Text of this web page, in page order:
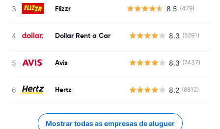
Flizzr 8.5 (479)
Dollar Rent a Car 8.3 (5291)
Avis 8.3 (7437)
Hertz 8.2 (8812)
Mostrar todas as empresas de aluguer